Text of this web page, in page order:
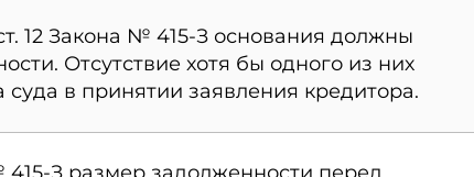
12 Закона № 415‑З основания должны
Отсутствие хотя бы одного из них
суда в принятии заявления кредитора.